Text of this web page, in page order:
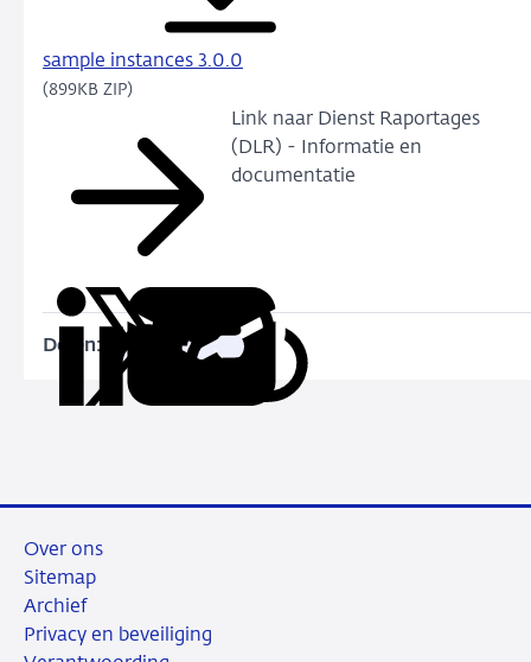
sample instances 3.0.0
(899KB ZIP)
Link naar Dienst Raportages
(DLR) - Informatie en
documentatie
Delen:
Deel
DeelDeelKopieer
Over ons
Sitemap
Archief
Privacy en beveiliging